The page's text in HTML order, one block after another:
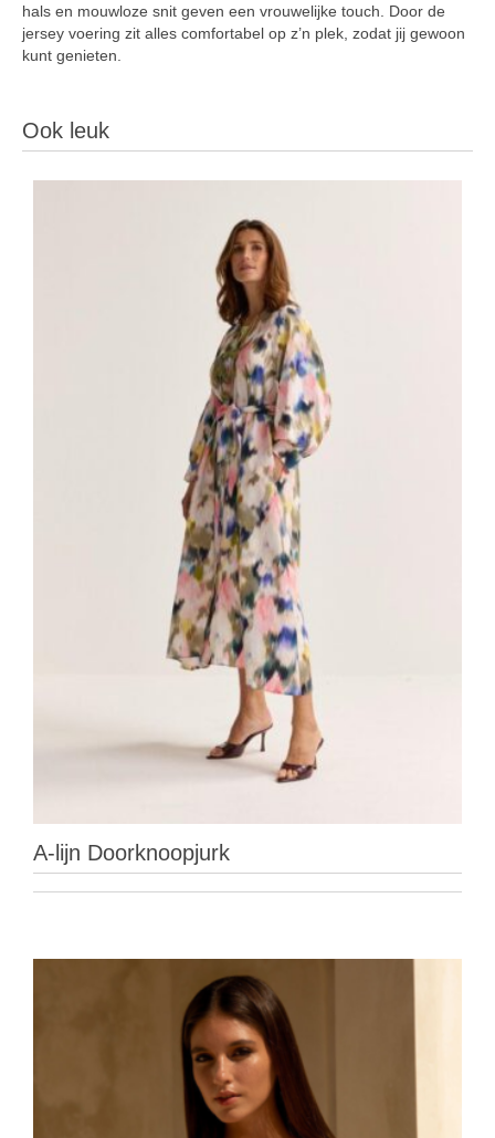
hals en mouwloze snit geven een vrouwelijke touch. Door de
jersey voering zit alles comfortabel op z’n plek, zodat jij gewoon
kunt genieten.
Ook leuk
A-lijn Doorknoopjurk